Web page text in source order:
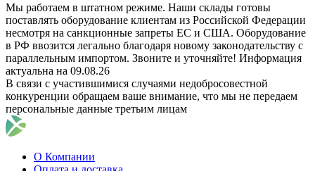
Мы работаем в штатном режиме. Наши склады готовы
поставлять оборудование клиентам из Российской Федерации
несмотря на санкционные запреты ЕС и США. Оборудование
в РФ ввозится легально благодаря новому законодательству с
параллельным импортом. Звоните и уточняйте! Информация
актуальна на 09.08.26
В связи с участившимися случаями недобросовестной
конкуренции обращаем ваше внимание, что мы не передаем
персональные данные третьим лицам
О Компании